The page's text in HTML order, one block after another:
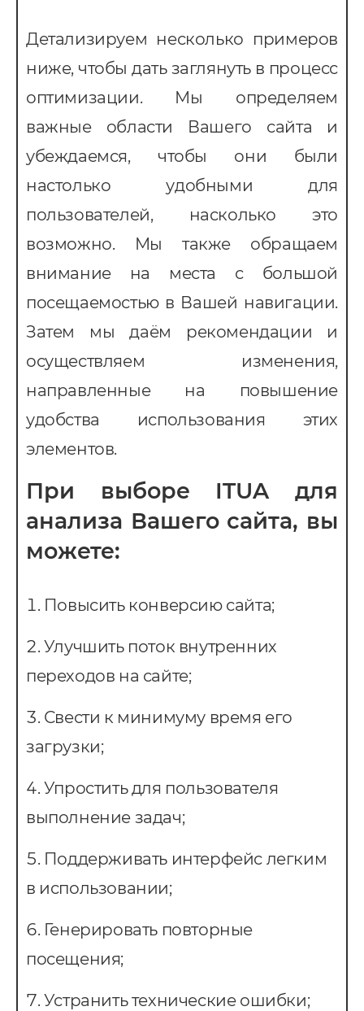
Детализируем несколько примеров
ниже, чтобы дать заглянуть в процесс
оптимизации. Мы определяем
важные области Вашего сайта и
убеждаемся, чтобы они были
настолько удобными для
пользователей, насколько это
возможно. Мы также обращаем
внимание на места с большой
посещаемостью в Вашей навигации.
Затем мы даём рекомендации и
осуществляем изменения,
направленные на повышение
удобства использования этих
элементов.
При выборе ITUA для
анализа Вашего сайта, вы
можете:
Повысить конверсию сайта;
Улучшить поток внутренних
переходов на сайте;
Свести к минимуму время его
загрузки;
Упростить для пользователя
выполнение задач;
Поддерживать интерфейс легким
в использовании;
Генерировать повторные
посещения;
Устранить технические ошибки;